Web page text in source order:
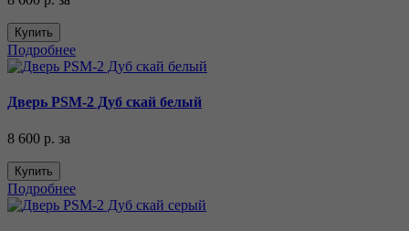
Купить
Подробнее
Дверь PSM-2 Дуб скай белый
8 600 р. за
Купить
Подробнее